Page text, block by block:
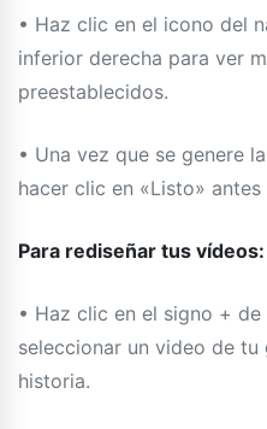
• Haz clic en el icono del
inferior derecha para ver
preestablecidos.
• Una vez que se genere
hacer clic en «Listo»
Para rediseñar tus vídeos:
• Haz clic en el signo +
seleccionar un video de
historia.